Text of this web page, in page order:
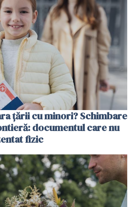
țării cu minori? Schimbare
documentul care nu
fizic